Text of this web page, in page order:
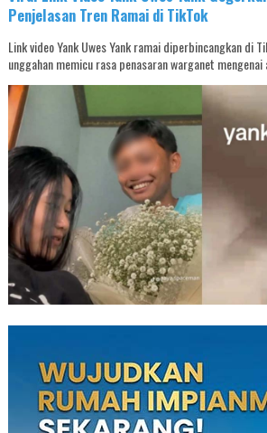
Penjelasan Tren Ramai di TikTok
Link video Yank Uwes Yank ramai diperbincangkan di
unggahan memicu rasa penasaran warganet